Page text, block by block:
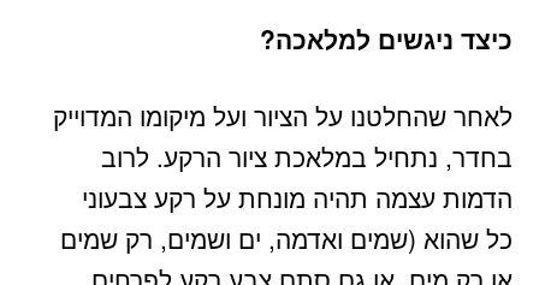
כיצד ניגשים למלאכה?
לאחר שהחלטנו על הציור ועל מיקומו המדוייק
בחדר, נתחיל במלאכת ציור הרקע. לרוב
הדמות עצמה תהיה מונחת על רקע צבעוני
כל שהוא (שמים ואדמה, ים ושמים, רק שמים